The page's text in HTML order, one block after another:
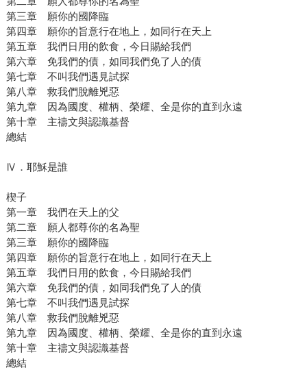
第三章 願你的國降臨
第四章 願你的旨意行在地上，如同行在天上
第五章 我們日用的飲食，今日賜給我們
第六章 免我們的債，如同我們免了人的債
第七章 不叫我們遇見試探
第八章 救我們脫離兇惡
第九章 因為國度、權柄、榮耀、全是你的直到永遠
第十章 主禱文與認識基督
總結
Ⅳ．耶穌是誰
楔子
第一章 我們在天上的父
第二章 願人都尊你的名為聖
第三章 願你的國降臨
第四章 願你的旨意行在地上，如同行在天上
第五章 我們日用的飲食，今日賜給我們
第六章 免我們的債，如同我們免了人的債
第七章 不叫我們遇見試探
第八章 救我們脫離兇惡
第九章 因為國度、權柄、榮耀、全是你的直到永遠
第十章 主禱文與認識基督
總結